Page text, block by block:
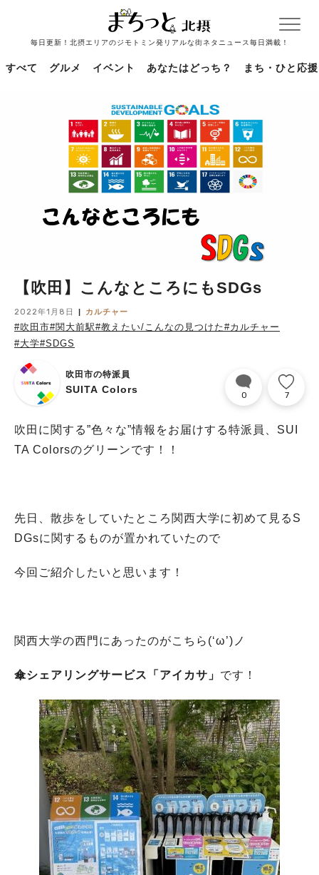
毎日更新！北摂エリアのジモトミン発リアルな街ネタニュース毎日満載！
すべて グルメ イベント あなたはどっち？ まち・ひと応援
【吹田】こんなところにもSDGs
2022年1月8日 カルチャー
#吹田市#関大前駅#教えたい/こんなの見つけた#カルチャー
#大学#SDGS
吹田市の特派員
SUITA Colors 0 7
吹田に関する”色々な”情報をお届けする特派員、SUI
TA Colorsのグリーンです！！
先日、散歩をしていたところ関西大学に初めて見るS
DGsに関するものが置かれていたので
今回ご紹介したいと思います！
関西大学の西門にあったのがこちら(‘ω’)ノ
傘シェアリングサービス「アイカサ」 です！